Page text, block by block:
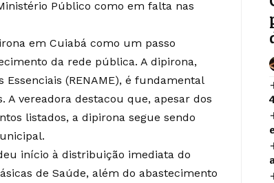
Público como em falta nas
em Cuiabá como um passo
da rede pública. A dipirona,
(RENAME), é fundamental
vereadora destacou que, apesar dos
listados, a dipirona segue sendo
início à distribuição imediata do
de Saúde, além do abastecimento